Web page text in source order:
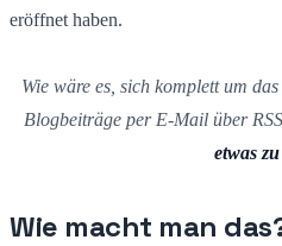
eröffnet haben.
Wie wäre es, sich komplett um
Blogbeiträge per E-Mail über RSS
etwas
Wie macht man